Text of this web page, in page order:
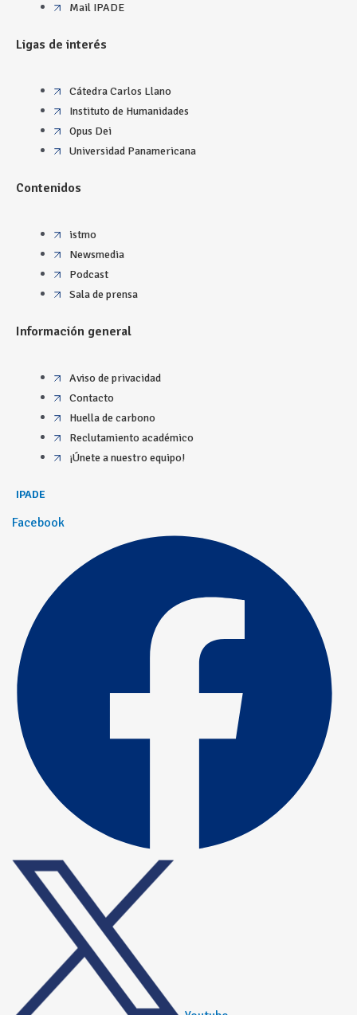
Mail IPADE
Ligas de interés
Cátedra Carlos Llano
Instituto de Humanidades
Opus Dei
Universidad Panamericana
Contenidos
istmo
Newsmedia
Podcast
Sala de prensa
Información general
Aviso de privacidad
Contacto
Huella de carbono
Reclutamiento académico
¡Únete a nuestro equipo!
IPADE
Facebook